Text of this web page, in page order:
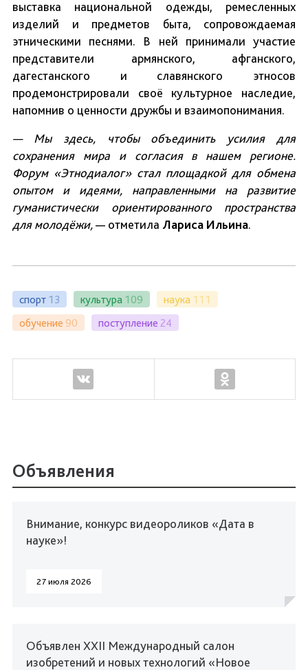
выставка национальной одежды, ремесленных
изделий и предметов быта, сопровождаемая
этническими песнями. В ней принимали участие
представители армянского, афганского,
дагестанского и славянского этносов
продемонстрировали своё культурное наследие,
напомнив о ценности дружбы и взаимопонимания.
— Мы здесь, чтобы объединить усилия для
сохранения мира и согласия в нашем регионе.
Форум «Этнодиалог» стал площадкой для обмена
опытом и идеями, направленными на развитие
гуманистически ориентированного пространства
для молодёжи,— отметила Лариса Ильина.
спорт 13 культура 109 наука 111
обучение 90 поступление 24
Объявления
Внимание, конкурс видеороликов «Дата в
науке»!
27 июля 2026
Объявлен XXII Международный салон
изобретений и новых технологий «Новое